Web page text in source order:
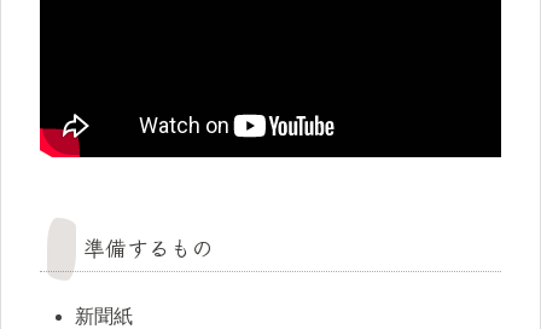
準備するもの
新聞紙